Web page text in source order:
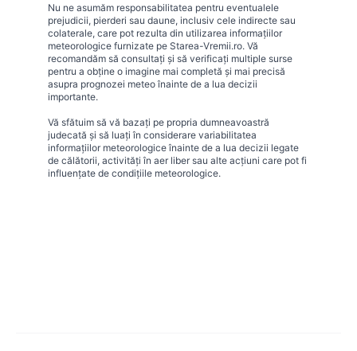
Nu ne asumăm responsabilitatea pentru eventualele
prejudicii, pierderi sau daune, inclusiv cele indirecte sau
colaterale, care pot rezulta din utilizarea informațiilor
meteorologice furnizate pe Starea-Vremii.ro. Vă
recomandăm să consultați și să verificați multiple surse
pentru a obține o imagine mai completă și mai precisă
asupra prognozei meteo înainte de a lua decizii
importante.
Vă sfătuim să vă bazați pe propria dumneavoastră
judecată și să luați în considerare variabilitatea
informațiilor meteorologice înainte de a lua decizii legate
de călătorii, activități în aer liber sau alte acțiuni care pot fi
influențate de condițiile meteorologice.